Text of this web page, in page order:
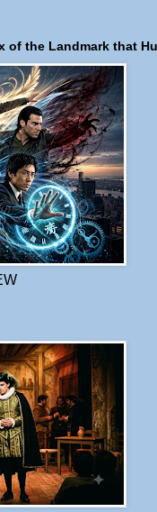
of the Landmark that